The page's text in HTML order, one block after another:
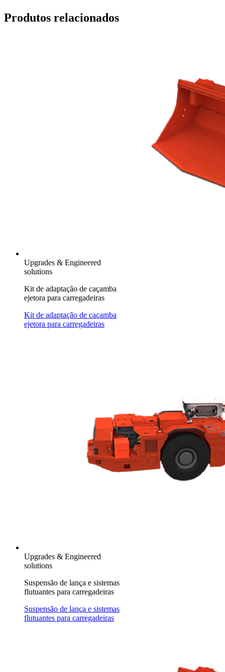
Produtos relacionados
Upgrades & Engineered
solutions
Kit de adaptação de caçamba
ejetora para carregadeiras
Kit de adaptação de caçamba
ejetora para carregadeiras
Upgrades & Engineered
solutions
Suspensão de lança e sistemas
flutuantes para carregadeiras
Suspensão de lança e sistemas
flutuantes para carregadeiras